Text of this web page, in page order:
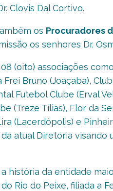
Clovis Dal Cortivo.
os Procuradores
os senhores Dr.
(oito) associações
Bruno (Joaçaba),
Futebol Clube (Erval
(Treze Tílias), Flor da
(Lacerdópolis) e
atual Diretoria visando
a história da entidade
Rio do Peixe, filiada a